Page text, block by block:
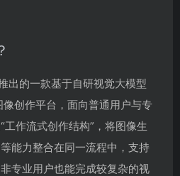
出的一款基于自研视觉大模型
像创作平台，面向普通用户与专
工作流式创作结构”，将图像生
能力整合在同一流程中，支持
专业用户也能完成较复杂的视